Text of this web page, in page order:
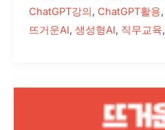
ChatGPT강의, ChatGPT활용,
뜨거운AI, 생성형AI, 직무교육,